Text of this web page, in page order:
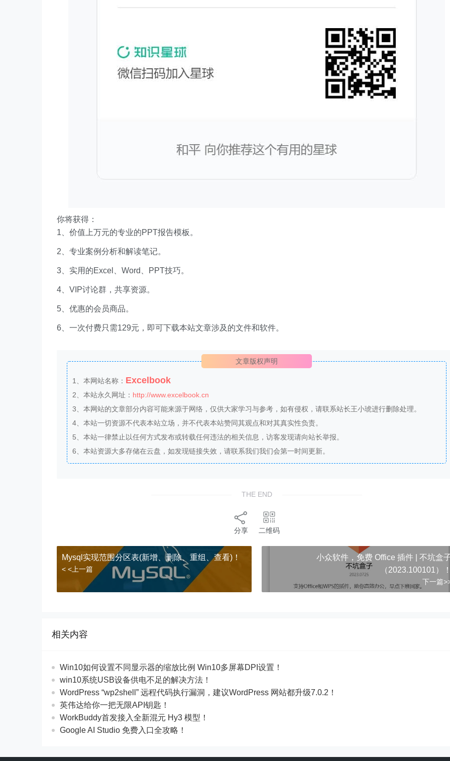
你将获得：
1、价值上万元的专业的PPT报告模板。
2、专业案例分析和解读笔记。
3、实用的Excel、Word、PPT技巧。
4、VIP讨论群，共享资源。
5、优惠的会员商品。
6、一次付费只需129元，即可下载本站文章涉及的文件和软件。
文章版权声明
1、本网站名称： Excelbook
2、本站永久网址： http://www.excelbook.cn
3、本网站的文章部分内容可能来源于网络，仅供大家学习与参考，如有侵权，请联系站长王小琥进行删除处理。
4、本站一切资源不代表本站立场，并不代表本站赞同其观点和对其真实性负责。
5、本站一律禁止以任何方式发布或转载任何违法的相关信息，访客发现请向站长举报。
6、本站资源大多存储在云盘，如发现链接失效，请联系我们我们会第一时间更新。
THE END
分享 二维码
Mysql实现范围分区表(新增、删除、重组、查看)！
< <上一篇
小众软件，免费 Office 插件 | 不坑盒
（2023.100101）
下一篇
相关内容
Win10如何设置不同显示器的缩放比例 Win10多屏幕DPI设置！
win10系统USB设备供电不足的解决方法！
WordPress “wp2shell” 远程代码执行漏洞，建议WordPress 网站都升级7.0.2！
英伟达给你一把无限API钥匙！
WorkBuddy首发接入全新混元 Hy3 模型！
Google AI Studio 免费入口全攻略！